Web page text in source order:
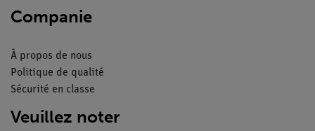
Companie
À propos de nous
Politique de qualité
Sécurité en classe
Veuillez noter